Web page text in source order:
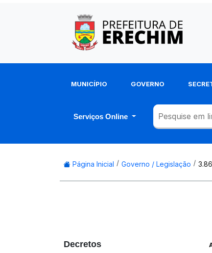
MUNICÍPIO GOVERNO
Serviços Online
Página Inicial Governo / Legislação
Decretos